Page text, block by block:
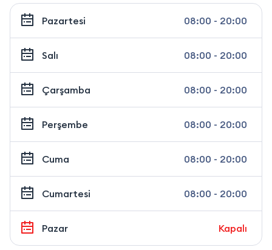
Pazartesi 08:00 - 20:00
Salı 08:00 - 20:00
Çarşamba 08:00 - 20:00
Perşembe 08:00 - 20:00
Cuma 08:00 - 20:00
Cumartesi 08:00 - 20:00
Pazar Kapalı